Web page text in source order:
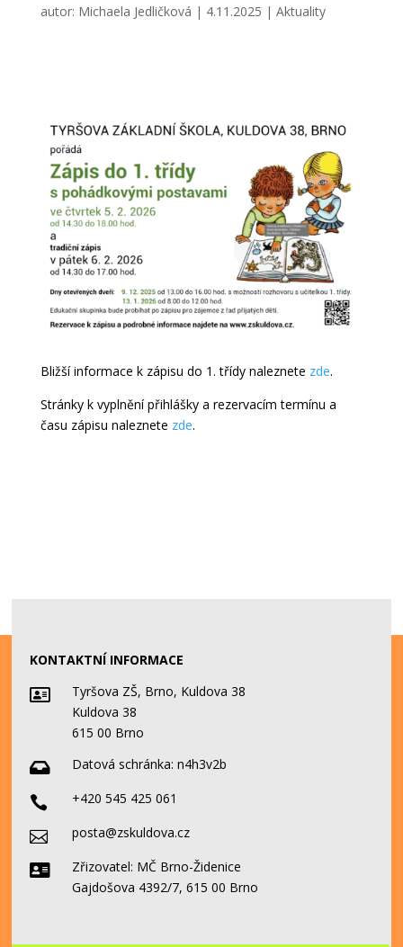
autor: Michaela Jedličková | 4.11.2025 | Aktuality
Bližší informace k zápisu do 1. třídy naleznete zde.
Stránky k vyplnění přihlášky a rezervacím termínu a
času zápisu naleznete zde.
KONTAKTNÍ INFORMACE

Tyršova ZŠ, Brno, Kuldova 38
Kuldova 38
615 00 Brno
 Datová schránka:n4h3v2b
 +420 545 425 061
 posta@zskuldova.cz

Zřizovatel: MČ Brno-Židenice
Gajdošova 4392/7, 615 00 Brno